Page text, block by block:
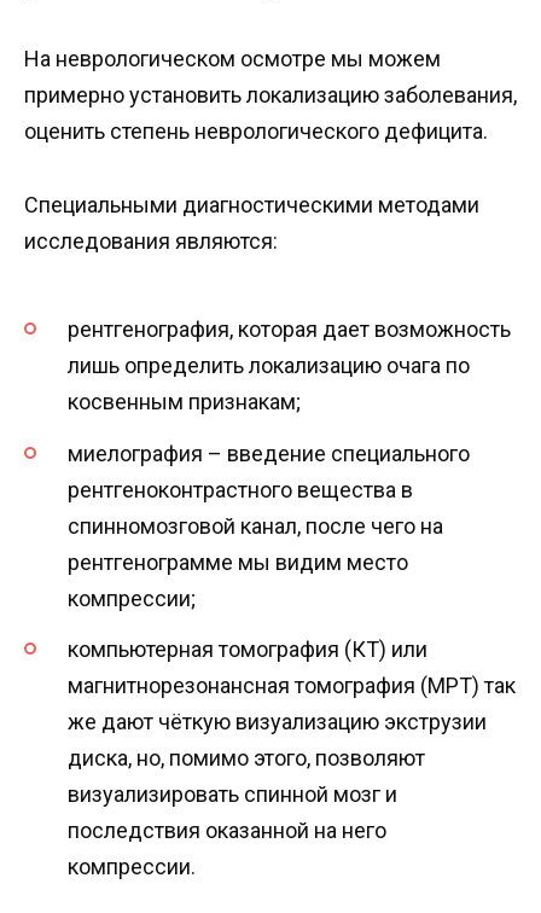
На неврологическом осмотре мы можем
примерно установить локализацию заболевания,
оценить степень неврологического дефицита.
Специальными диагностическими методами
исследования являются:
рентгенография, которая дает возможность
лишь определить локализацию очага по
косвенным признакам;
миелография – введение специального
рентгеноконтрастного вещества в
спинномозговой канал, после чего на
рентгенограмме мы видим место
компрессии;
компьютерная томография (КТ) или
магнитнорезонансная томография (МРТ) так
же дают чёткую визуализацию экструзии
диска, но, помимо этого, позволяют
визуализировать спинной мозг и
последствия оказанной на него
компрессии.